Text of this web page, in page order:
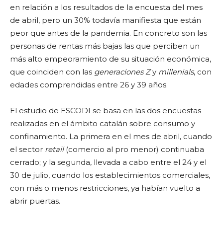
en relación a los resultados de la encuesta del mes
de abril, pero un 30% todavía manifiesta que están
peor que antes de la pandemia. En concreto son las
personas de rentas más bajas las que perciben un
más alto empeoramiento de su situación económica,
que coinciden con las generaciones Zy millenials, con
edades comprendidas entre 26 y 39 años.
El estudio de ESCODI se basa en las dos encuestas
realizadas en el ámbito catalán sobre consumo y
confinamiento. La primera en el mes de abril, cuando
el sector retail(comercio al pro menor) continuaba
cerrado; y la segunda, llevada a cabo entre el 24 y el
30 de julio, cuando los establecimientos comerciales,
con más o menos restricciones, ya habían vuelto a
abrir puertas.